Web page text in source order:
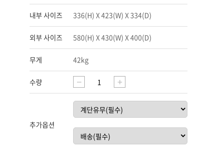
내부 사이즈 336(H) X 423(W) X 334(D)
외부 사이즈 580(H) X 430(W) X 400(D)
무게 42kg
수량
추가옵션